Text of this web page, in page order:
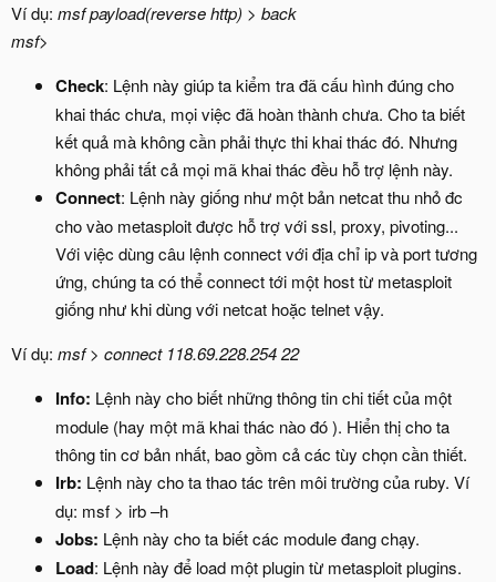
Ví dụ: msf payload(reverse http) > back
msf>
Check: Lệnh này giúp ta kiểm tra đã cấu hình đúng cho
khai thác chưa, mọi việc đã hoàn thành chưa. Cho ta biết
kết quả mà không cần phải thực thi khai thác đó. Nhưng
không phải tất cả mọi mã khai thác đều hỗ trợ lệnh này.
Connect: Lệnh này giống như một bản netcat thu nhỏ đc
cho vào metasploit được hỗ trợ với ssl, proxy, pivoting...
Với việc dùng câu lệnh connect với địa chỉ ip và port tương
ứng, chúng ta có thể connect tới một host từ metasploit
giống như khi dùng với netcat hoặc telnet vậy.
Ví dụ: msf > connect 118.69.228.254 22
Info: Lệnh này cho biết những thông tin chi tiết của một
module (hay một mã khai thác nào đó ). Hiển thị cho ta
thông tin cơ bản nhất, bao gồm cả các tùy chọn cần thiết.
Irb: Lệnh này cho ta thao tác trên môi trường của ruby. Ví
dụ: msf > irb –h
Jobs: Lệnh này cho ta biết các module đang chạy.
Load: Lệnh này để load một plugin từ metasploit plugins.